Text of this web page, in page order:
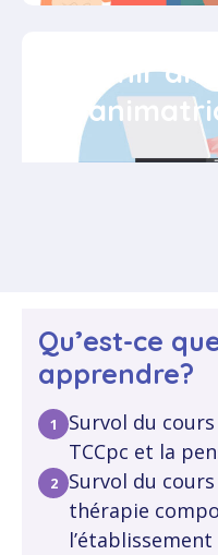
Devenir
ou
Qu’est-ce
apprendre?
Survol du
TCCpc et la
Survol du
thérapie